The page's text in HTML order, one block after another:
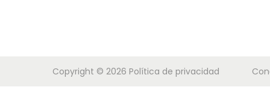
Copyright © 2026 Política de privacidad